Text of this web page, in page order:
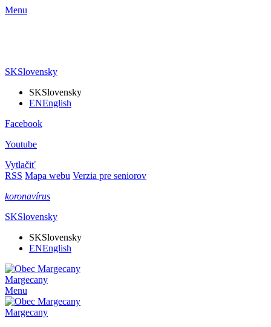
Menu
SKSlovensky
SKSlovensky
ENEnglish
Facebook
Youtube
Vytlačiť
RSS Mapa webu Verzia pre seniorov
koronavírus
SKSlovensky
SKSlovensky
ENEnglish
Margecany
Menu
Margecany